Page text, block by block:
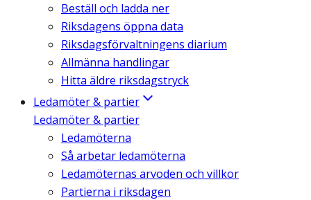
Beställ och ladda ner
Riksdagens öppna data
Riksdagsförvaltningens diarium
Allmänna handlingar
Hitta äldre riksdagstryck
Ledamöter & partier
Ledamöter & partier
Ledamöterna
Så arbetar ledamöterna
Ledamöternas arvoden och villkor
Partierna i riksdagen